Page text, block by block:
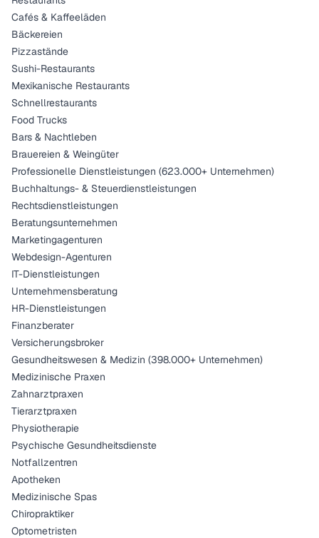
Cafés & Kaffeeläden
Bäckereien
Pizzastände
Sushi-Restaurants
Mexikanische Restaurants
Schnellrestaurants
Food Trucks
Bars & Nachtleben
Brauereien & Weingüter
Professionelle Dienstleistungen (623.000+ Unternehmen)
Buchhaltungs- & Steuerdienstleistungen
Rechtsdienstleistungen
Beratungsunternehmen
Marketingagenturen
Webdesign-Agenturen
IT-Dienstleistungen
Unternehmensberatung
HR-Dienstleistungen
Finanzberater
Versicherungsbroker
Gesundheitswesen & Medizin (398.000+ Unternehmen)
Medizinische Praxen
Zahnarztpraxen
Tierarztpraxen
Physiotherapie
Psychische Gesundheitsdienste
Notfallzentren
Apotheken
Medizinische Spas
Chiropraktiker
Optometristen